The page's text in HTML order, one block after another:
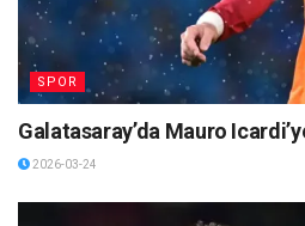
SPOR
Galatasaray’da Mauro
2026-03-24